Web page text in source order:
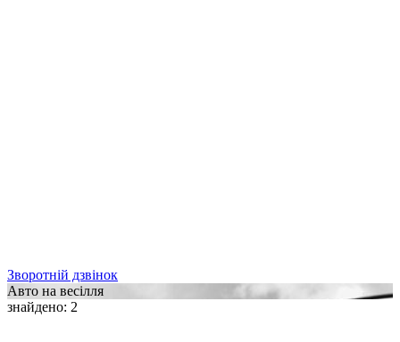
Зворотній дзвінок
Авто на весілля
знайдено: 2